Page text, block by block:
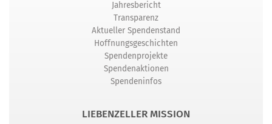
Jahresbericht
Transparenz
Aktueller Spendenstand
Hoffnungsgeschichten
Spendenprojekte
Spendenaktionen
Spendeninfos
LIEBENZELLER MISSION